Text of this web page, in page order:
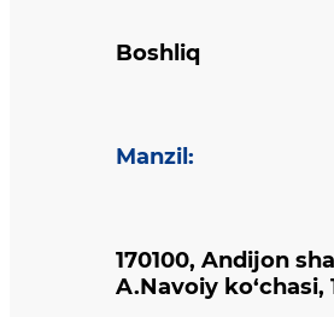
Boshliq
Manzil :
170100, Andijon
A.Navoiy ko‘chasi,